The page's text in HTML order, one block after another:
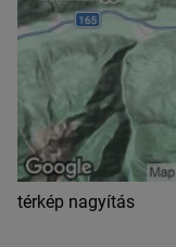
térkép nagyítás